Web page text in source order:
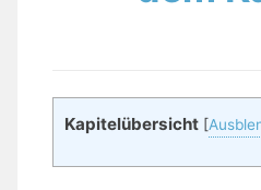
Kapitelübersicht [